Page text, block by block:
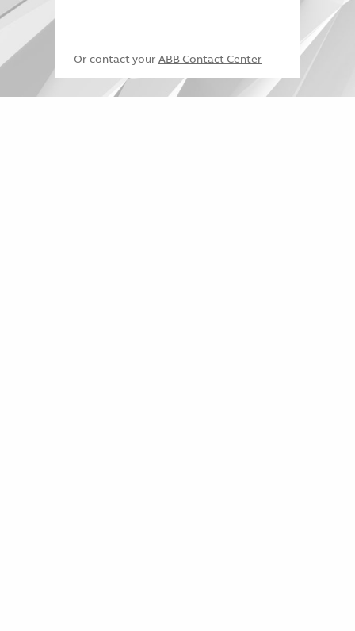
Or contact your ABB Contact Center